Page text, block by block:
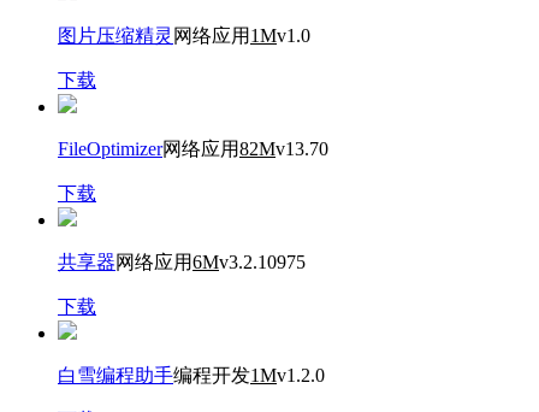
图片压缩精灵 网络应用 1Mv1.0
下载
FileOptimizer网络应用82Mv13.70
下载
共享器网络应用6Mv3.2.10975
下载
白雪编程助手编程开发1Mv1.2.0